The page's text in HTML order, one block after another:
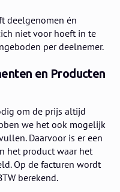
deelgenomen én
niet voor hoeft in te
per deelnemer.
en Producten
om de prijs altijd
we het ook mogelijk
Daarvoor is er een
het product waar het
Op de facturen wordt
berekend.